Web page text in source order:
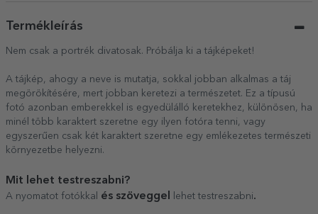
Termékleírás
Nem csak a portrék divatosak. Próbálja ki a tájképeket!
A tájkép, ahogy a neve is mutatja, sokkal jobban alkalmas a táj
megörökítésére, mert jobban keretezi a természetet. Ez a típusú
fotó azonban emberekkel is egyedülálló keretekhez, különösen, ha
minél több karaktert szeretne egy ilyen fotóra tenni, vagy
egyszerűen csak két karaktert szeretne egy emlékezetes természeti
környezetbe helyezni.
Mit lehet testreszabni?
A nyomatot fotókkal és szöveggel lehet testreszabni.